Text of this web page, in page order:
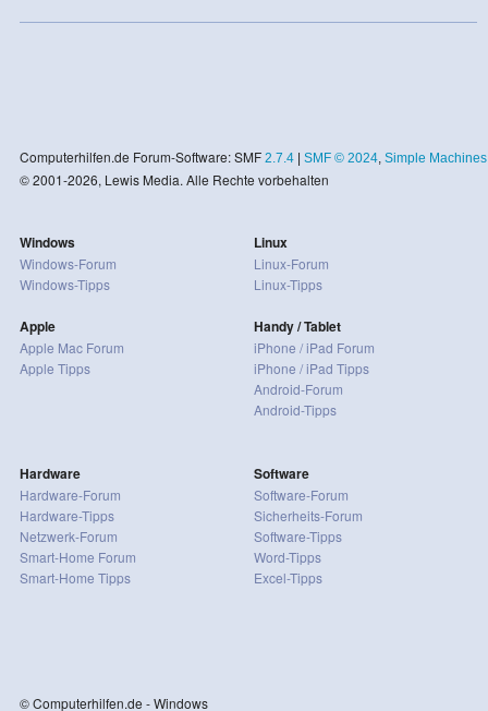
Computerhilfen.de Forum-Software: SMF 2.7.4| SMF © 2024, Simple Machines
© 2001-2026, Lewis Media. Alle Rechte vorbehalten
Windows
Windows-Forum
Windows-Tipps
Apple
Apple Mac Forum
Apple Tipps
Linux
Linux-Forum
Linux-Tipps
Handy / Tablet
iPhone / iPad Forum
iPhone / iPad Tipps
Android-Forum
Android-Tipps
Hardware
Hardware-Forum
Hardware-Tipps
Netzwerk-Forum
Smart-Home Forum
Smart-Home Tipps
Software
Software-Forum
Sicherheits-Forum
Software-Tipps
Word-Tipps
Excel-Tipps
© Computerhilfen.de - Windows